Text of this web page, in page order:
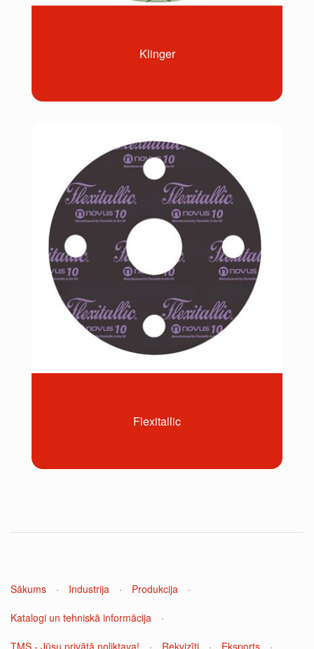
Klinger
Flexitallic
Sākums · Industrija · Produkcija ·
Katalogi un tehniskā informācija ·
TMS - Jūsu privātā noliktava! · Rekvizīti · Eksports ·